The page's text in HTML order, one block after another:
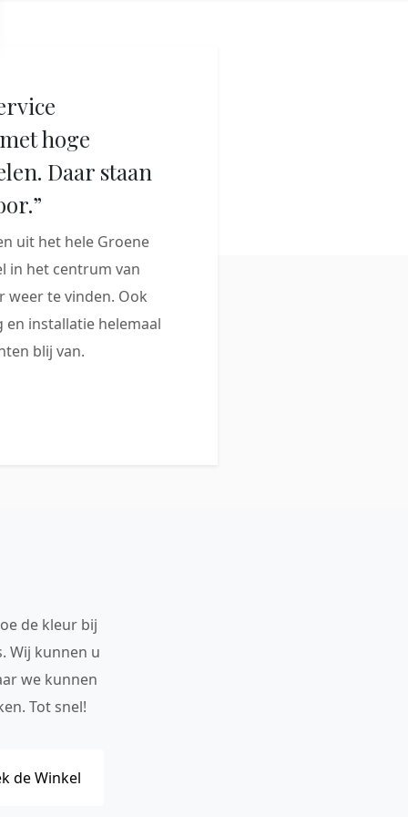
hoge
Daar staan
uit het hele Groene
in het centrum van
weer te vinden. Ook
en installatie helemaal
blij van.
de kleur bij
Wij kunnen u
we kunnen
Tot snel!
de Winkel